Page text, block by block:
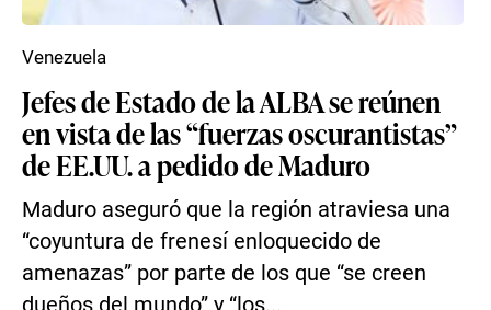
Jefes de Estado de la ALBA se reúnen
en vista de las “fuerzas oscurantistas”
de EE.UU. a pedido de Maduro
Maduro aseguró que la región atraviesa una
“coyuntura de frenesí enloquecido de
amenazas” por parte de los que “se creen
Venezuela